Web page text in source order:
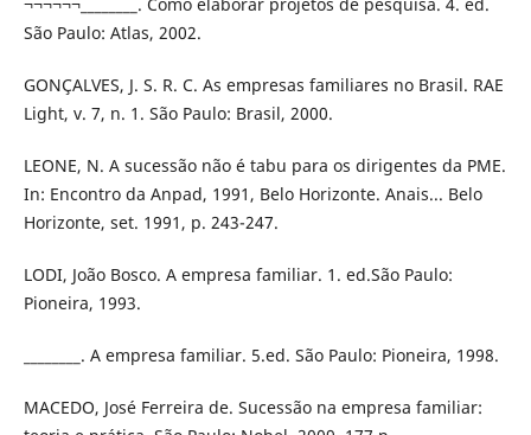
São Paulo: Atlas, 2002.
GONÇALVES, J. S. R. C. As empresas familiares no Brasil. RAE
Light, v. 7, n. 1. São Paulo: Brasil, 2000.
LEONE, N. A sucessão não é tabu para os dirigentes da PME.
In: Encontro da Anpad, 1991, Belo Horizonte. Anais... Belo
Horizonte, set. 1991, p. 243-247.
LODI, João Bosco. A empresa familiar. 1. ed.São Paulo:
Pioneira, 1993.
________. A empresa familiar. 5.ed. São Paulo: Pioneira, 1998.
MACEDO, José Ferreira de. Sucessão na empresa familiar: